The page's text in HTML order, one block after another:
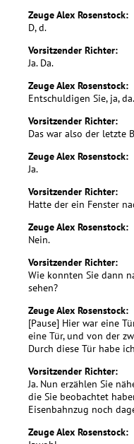
Zeuge Alex Rosenstock:
D, d.
Vorsitzender Richter:
Ja. Da.
Zeuge Alex Rosenstock:
Entschuldigen Sie, ja, da.
Vorsitzender Richter:
Das war also der letzte
Zeuge Alex Rosenstock:
Ja.
Vorsitzender Richter:
Hatte der ein Fenster
Zeuge Alex Rosenstock:
Nein.
Vorsitzender Richter:
Wie konnten Sie dann
sehen?
Zeuge Alex Rosenstock:
[Pause] Hier war eine
eine Tür, und von der
Durch diese Tür habe
Vorsitzender Richter:
Ja. Nun erzählen Sie
die Sie beobachtet
Eisenbahnzug noch
Zeuge Alex Rosenstock: